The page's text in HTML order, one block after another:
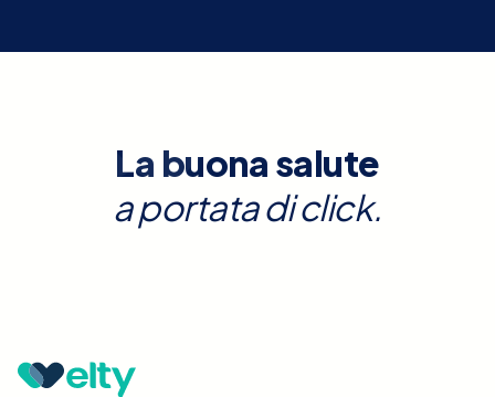
La buona salute
a portata di click.